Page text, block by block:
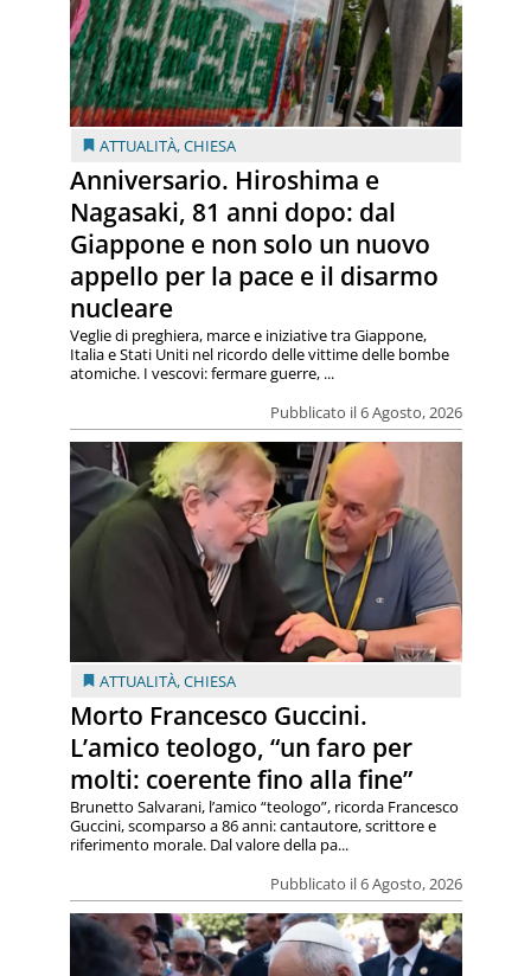
ATTUALITÀ,CHIESA
Anniversario. Hiroshima e
Nagasaki, 81 anni dopo: dal
Giappone e non solo un nuovo
appello per la pace e il disarmo
nucleare
Pubblicato il 6 Agosto, 2026
Veglie di preghiera, marce e iniziative tra Giappone,
Italia e Stati Uniti nel ricordo delle vittime delle bombe
atomiche. I vescovi: fermare guerre, ...
ATTUALITÀ,CHIESA
Morto Francesco Guccini.
L’amico teologo, “un faro per
molti: coerente fino alla fine”
Pubblicato il 6 Agosto, 2026
Brunetto Salvarani, l’amico “teologo”, ricorda Francesco
Guccini, scomparso a 86 anni: cantautore, scrittore e
riferimento morale. Dal valore della pa...